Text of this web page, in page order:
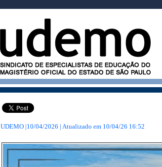
UDEMO |10/04/2026 | Atualizado em 10/04/26 16:52